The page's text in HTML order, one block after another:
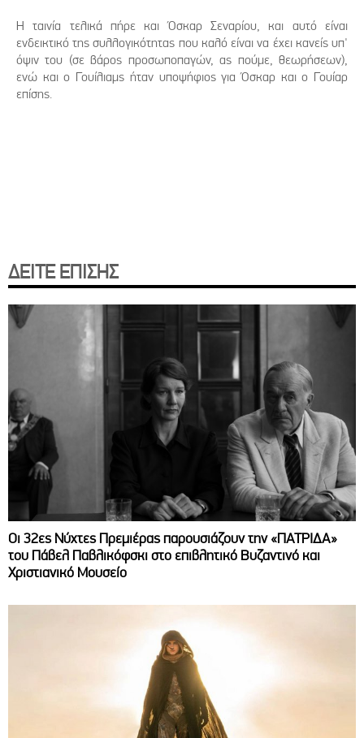
Η ταινία τελικά πήρε και Όσκαρ Σεναρίου, και αυτό είναι
ενδεικτικό της συλλογικότητας που καλό είναι να έχει κανείς υπ'
όψιν του (σε βάρος προσωποπαγών, ας πούμε, θεωρήσεων),
ενώ και ο Γουίλιαμς ήταν υποψήφιος για Όσκαρ και ο Γουίαρ
επίσης.
ΔΕΙΤΕ ΕΠΙΣΗΣ
Οι 32ες Νύχτες Πρεμιέρας παρουσιάζουν την «ΠΑΤΡΙΔΑ»
του Πάβελ Παβλικόφσκι στο επιβλητικό Βυζαντινό και
Χριστιανικό Μουσείο